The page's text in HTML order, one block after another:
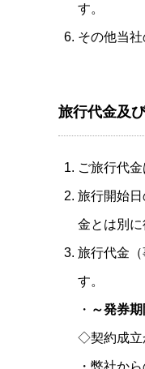
す。
その他当
旅行代金及
ご旅行代
旅行開始
金とは別
旅行代金
す。
・ ～発券
◇契約成立
・弊社か